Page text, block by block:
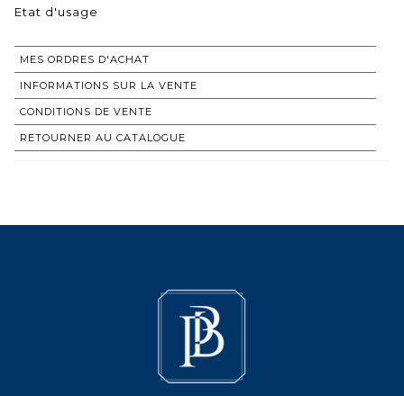
Etat d'usage
MES ORDRES D'ACHAT
INFORMATIONS SUR LA VENTE
CONDITIONS DE VENTE
RETOURNER AU CATALOGUE